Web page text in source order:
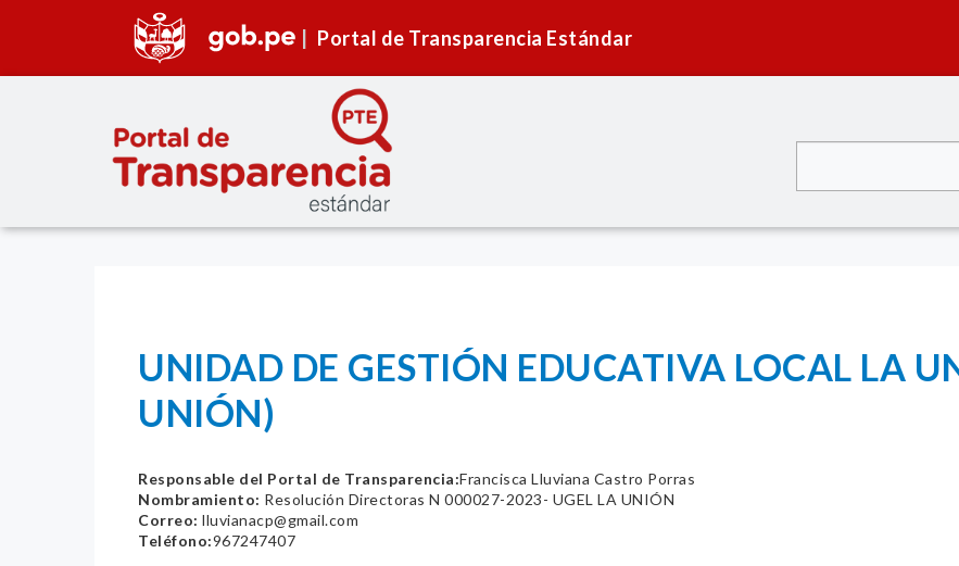
Portal de Transparencia Estándar
UNIDAD DE GESTIÓN EDUCATIVA LOCAL LA
UNIÓN)
Responsable del Portal de Transparencia:Francisca Lluviana Castro Porras
Nombramiento: Resolución Directoras N 000027-2023- UGEL LA UNIÓN
Correo: lluvianacp@gmail.com
Teléfono:967247407